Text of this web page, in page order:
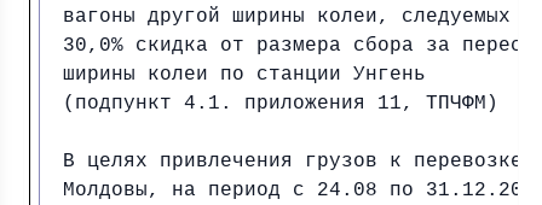
вагоны другой ширины колеи, следуемых
30,0% скидка от размера сбора за
ширины колеи по станции Унгень
(подпункт 4.1. приложения 11, ТПЧФМ)
В целях привлечения грузов к перевозке
Молдовы, на период с 24.08 по